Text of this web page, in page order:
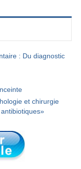
: Du diagnostic
et chirurgie